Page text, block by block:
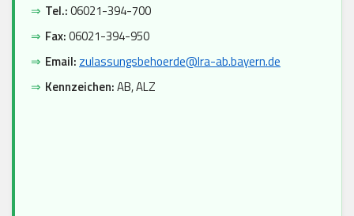
⇒ Tel.:06021-394-700
⇒ Fax:06021-394-950
⇒ Email: zulassungsbehoerde@lra-ab.bayern.de
⇒ Kennzeichen:AB, ALZ